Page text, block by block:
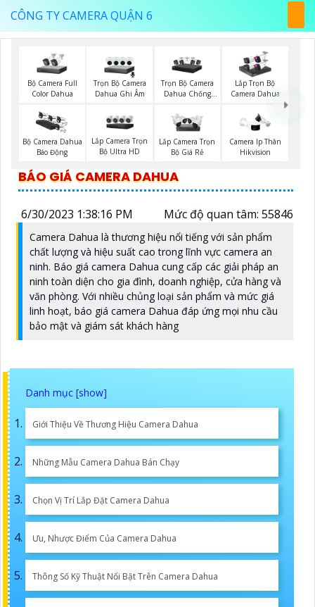
CÔNG TY CAMERA QUẬN 6
Bộ Camera Full
Color Dahua
Trọn Bộ Camera
Dahua Ghi Âm
Trọn Bộ Camera
Dahua Chống
Lắp Trọn Bộ
Camera Dahua
Bộ Camera Dahua
Báo Động
Lắp Camera Trọn
Bộ Ultra HD
Lắp Camera Trọn
Bộ Giá Rẻ
Camera Ip Thân
Hikvision
BÁO GIÁ CAMERA DAHUA
6/30/2023 1:38:16 PM Mức độ quan tâm: 55846
Camera Dahua là thương hiệu nổi tiếng với sản phẩm
chất lượng và hiệu suất cao trong lĩnh vực camera an
ninh. Báo giá camera Dahua cung cấp các giải pháp an
ninh toàn diện cho gia đình, doanh nghiệp, cửa hàng và
văn phòng. Với nhiều chủng loại sản phẩm và mức giá
linh hoạt, báo giá camera Dahua đáp ứng mọi nhu cầu
bảo mật và giám sát khách hàng
Giới Thiệu Về Thương Hiệu Camera Dahua
Những Mẫu Camera Dahua Bán Chạy
Chọn Vị Trí Lắp Đặt Camera Dahua
Ưu, Nhược Điểm Của Camera Dahua
Thông Số Kỹ Thuật Nổi Bật Trên Camera Dahua